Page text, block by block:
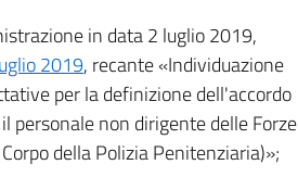
in data 2 luglio 2019,
2019, recante «Individuazione
per la definizione dell'accordo
non dirigente delle Forze
della Polizia Penitenziaria)»;